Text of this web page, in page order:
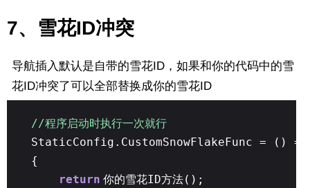
7、雪花ID冲突
导航插入默认是自带的雪花ID，如果和你的代码中的雪
花ID冲突了可以全部替换成你的雪花ID
//程序启动时执行一次就行
StaticConfig.CustomSnowFlakeFunc = () =>
{
return 你的雪花ID方法();